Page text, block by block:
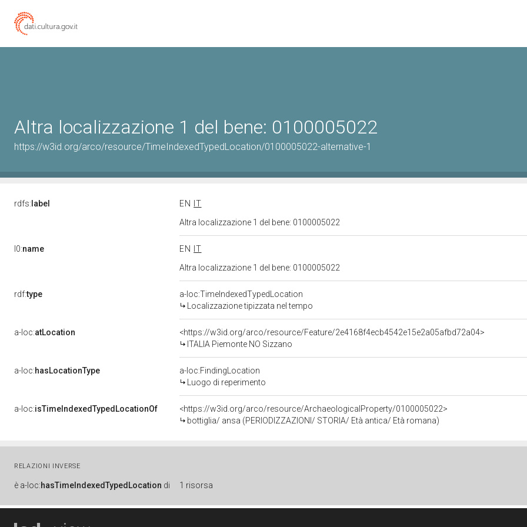
Altra localizzazione 1 del bene: 0100005022
https://w3id.org/arco/resource/TimeIndexedTypedLocation/0100005022-alternative-1
rdfs: label EN
IT
Altra localizzazione 1 del bene: 0100005022
l0:name EN
IT
Altra localizzazione 1 del bene: 0100005022
rdf:type
a-loc:TimeIndexedTypedLocation
Localizzazione tipizzata nel tempo
a-loc:atLocation
<https://w3id.org/arco/resource/Feature/2e4168f4ecb4542e15e2a05afbd72a04>
ITALIA Piemonte NO Sizzano
a-loc:hasLocationType
a-loc:FindingLocation
Luogo di reperimento
a-loc:isTimeIndexedTypedLocationOf
<https://w3id.org/arco/resource/ArchaeologicalProperty/0100005022>
bottiglia/ ansa (PERIODIZZAZIONI/ STORIA/ Età antica/ Età romana)
RELAZIONI INVERSE
è a-loc:hasTimeIndexedTypedLocation di 1 risorsa